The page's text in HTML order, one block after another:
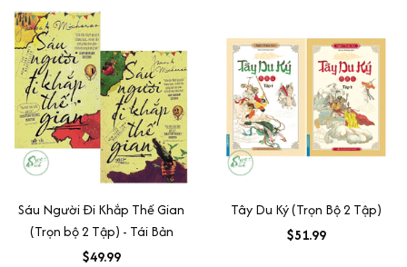
Sáu Người Đi Khắp Thế Gian
(Trọn bộ 2 Tập) - Tái Bản
$49.99
Tây Du Ký (Trọn Bộ 2 Tập)
$51.99